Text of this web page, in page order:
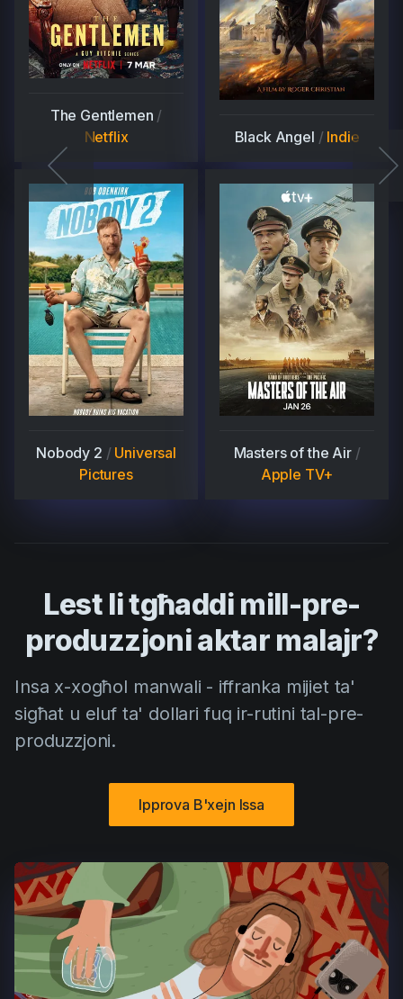
The Gentlemen /
Netflix
Black Angel / Indie
Nobody 2 / Universal
Pictures
Masters of the Air/
Apple TV+
Lest li tgħaddi mill-pre-
produzzjoni aktar malajr?
Insa x-xogħol manwali - iffranka mijiet ta'
sigħat u eluf ta' dollari fuq ir-rutini tal-pre-
produzzjoni.
Ipprova B'xejn Issa